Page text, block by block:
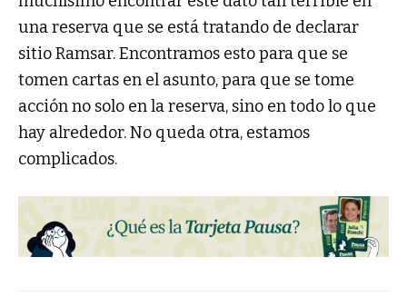
una reserva que se está tratando de declarar
sitio Ramsar. Encontramos esto para que se
tomen cartas en el asunto, para que se tome
acción no solo en la reserva, sino en todo lo que
hay alrededor. No queda otra, estamos
complicados.